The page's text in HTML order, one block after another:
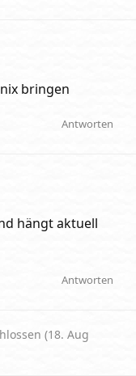
bringen
Antworten
hängt aktuell
Antworten
(18. Aug